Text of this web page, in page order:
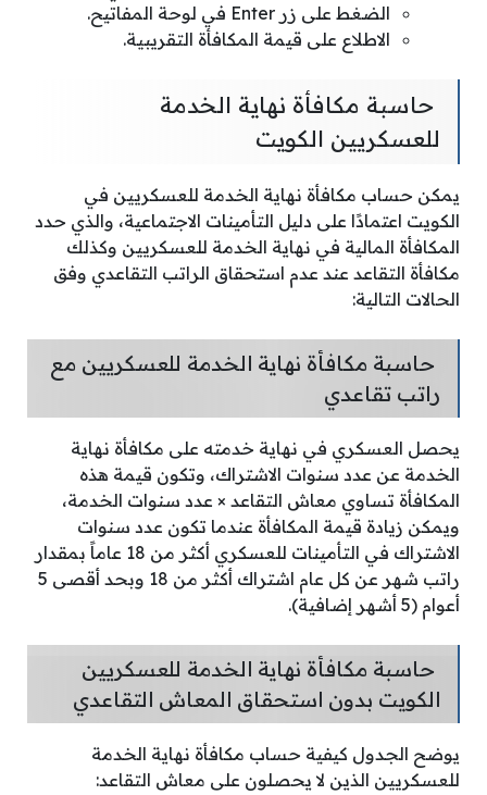
الضغط على زر Enter في لوحة المفاتيح.
الاطلاع على قيمة المكافأة التقريبية.
حاسبة مكافأة نهاية الخدمة
للعسكريين الكويت
يمكن حساب مكافأة نهاية الخدمة للعسكريين في
الكويت اعتمادًا على دليل التأمينات الاجتماعية، والذي حدد
المكافأة المالية في نهاية الخدمة للعسكريين وكذلك
مكافأة التقاعد عند عدم استحقاق الراتب التقاعدي وفق
الحالات التالية:
حاسبة مكافأة نهاية الخدمة للعسكريين مع
راتب تقاعدي
يحصل العسكري في نهاية خدمته على مكافأة نهاية
الخدمة عن عدد سنوات الاشتراك، وتكون قيمة هذه
المكافأة تساوي معاش التقاعد × عدد سنوات الخدمة،
ويمكن زيادة قيمة المكافأة عندما تكون عدد سنوات
الاشتراك في التأمينات للعسكري أكثر من 18 عاماً بمقدار
راتب شهر عن كل عام اشتراك أكثر من 18 وبحد أقصى 5
أعوام (5 أشهر إضافية).
حاسبة مكافأة نهاية الخدمة للعسكريين
الكويت بدون استحقاق المعاش التقاعدي
يوضح الجدول كيفية حساب مكافأة نهاية الخدمة
للعسكريين الذين لا يحصلون على معاش التقاعد: